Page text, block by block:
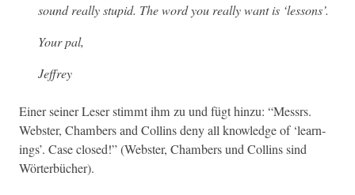
sound real­ly stu­pid. The word you real­ly want is ‘lessons’.
Your pal,
Jef­frey
Ein­er sein­er Leser stimmt ihm zu und fügt hinzu: “Messrs.
Web­ster, Cham­bers and Collins deny all knowl­edge of ‘learn­
ings’. Case closed!” (Web­ster, Cham­bers und Collins sind
Wörterbücher).